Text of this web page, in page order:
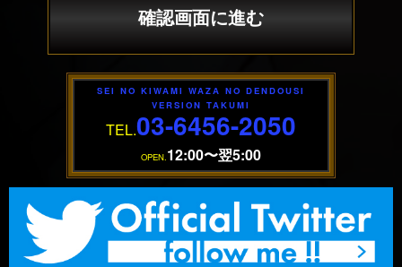
SEI NO KIWAMI WAZA NO DENDOUSI
VERSION TAKUMI
TEL.03-6456-2050
OPEN. 12:00〜翌5:00